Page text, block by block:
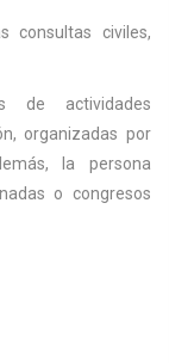
consultas civiles,
de actividades
organizadas por
la persona
o congresos